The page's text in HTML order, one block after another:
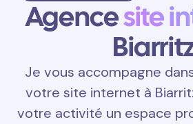
Agencesite
Je vous accompagne
votre site internet à
votre activité un espace